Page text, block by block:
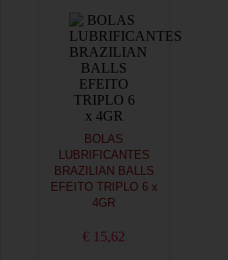
BOLAS
LUBRIFICANTES
BRAZILIAN BALLS
EFEITO TRIPLO 6 x
4GR
€ 15,62